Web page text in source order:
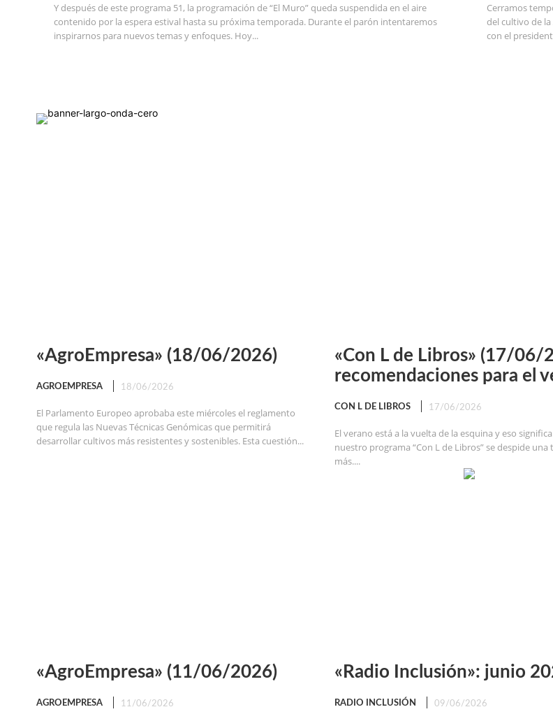
Y después de este programa 51, la programación de “El Muro” queda suspendida en el aire
contenido por la espera estival hasta su próxima temporada. Durante el parón intentaremos
inspirarnos para nuevos temas y enfoques. Hoy...
Cerramos
del cultivo de
con el
«AgroEmpresa» (18/06/2026)
AGROEMPRESA 18/06/2026
El Parlamento Europeo aprobaba este miércoles el reglamento
que regula las Nuevas Técnicas Genómicas que permitirá
desarrollar cultivos más resistentes y sostenibles. Esta cuestión...
«Con L de Libros» (17/06/
recomendaciones para el
CON L DE LIBROS 17/06/2026
El verano está a la vuelta de la esquina y eso
nuestro programa “Con L de Libros” se despide una
más....
«AgroEmpresa» (11/06/2026)
AGROEMPRESA 11/06/2026
«Radio Inclusión»: junio
RADIO INCLUSIÓN 09/06/2026